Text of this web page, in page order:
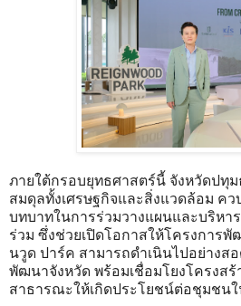
ภายใต้กรอบยุทธศาสตร์นี้ จังหวัดปทุ
สมดุลทั้งเศรษฐกิจและสิ่งแวดล้อม ค
บทบาทในการร่วมวางแผนและบริหา
ร่วม ซึ่งช่วยเปิดโอกาสให้โครงการพั
นวูด ปาร์ค สามารถดำเนินไปอย่างส
พัฒนาจังหวัด พร้อมเชื่อมโยงโครงส
สาธารณะให้เกิดประโยชน์ต่อชุมชนใ